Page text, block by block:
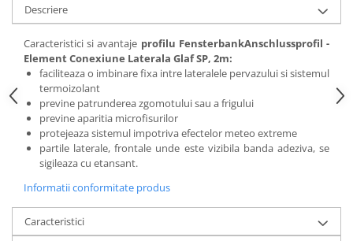
Profile Baie
Placări Ceramice și din Piatră
Profile Dilatatie
Chituri de Rosturi
Distanțiere si Pene pentru Nivelare
Adezivi
Produse pentru Curățare
Latex pentru Adezivi și Chituri
Hidroizolații
Accesorii Hidroizolații
Etanșanți Elastici și Adezivi
Descriere
Caracteristici si avantaje profilu FensterbankAnschlussprofil -
Element Conexiune Laterala Glaf SP, 2m:
faciliteaza o imbinare fixa intre lateralele pervazului si sistemul
termoizolant
previne patrunderea zgomotului sau a frigului
previne aparitia microfisurilor
protejeaza sistemul impotriva efectelor meteo extreme
partile laterale, frontale unde este vizibila banda adeziva, se
sigileaza cu etansant.
Informatii conformitate produs
Caracteristici